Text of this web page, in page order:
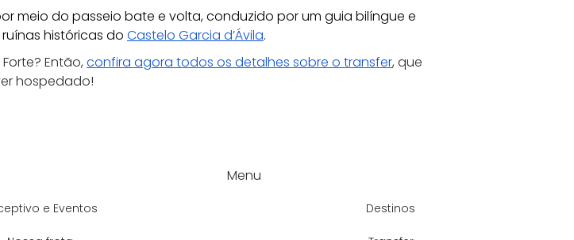
meio do passeio bate e volta, conduzido por um guia bilíngue e
históricas do Castelo Garcia d’Ávila.
Então, confira agora todos os detalhes sobre o transfer, que
hospedado!
e Eventos
Menu
Destinos